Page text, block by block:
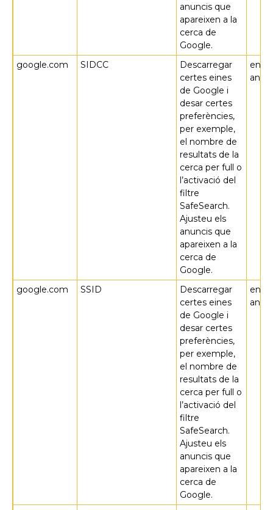
anuncis que
apareixen a la
cerca de
Google.
google.com SIDCC
Descarregar
certes eines
de Google i
desar certes
preferències,
per exemple,
el nombre de
resultats de la
cerca per full o
l’activació del
filtre
SafeSearch.
Ajusteu els
anuncis que
apareixen a la
cerca de
Google.
en
any
google.com SSID
Descarregar
certes eines
de Google i
desar certes
preferències,
per exemple,
el nombre de
resultats de la
cerca per full o
l’activació del
filtre
SafeSearch.
Ajusteu els
anuncis que
apareixen a la
cerca de
Google.
en 2
anys